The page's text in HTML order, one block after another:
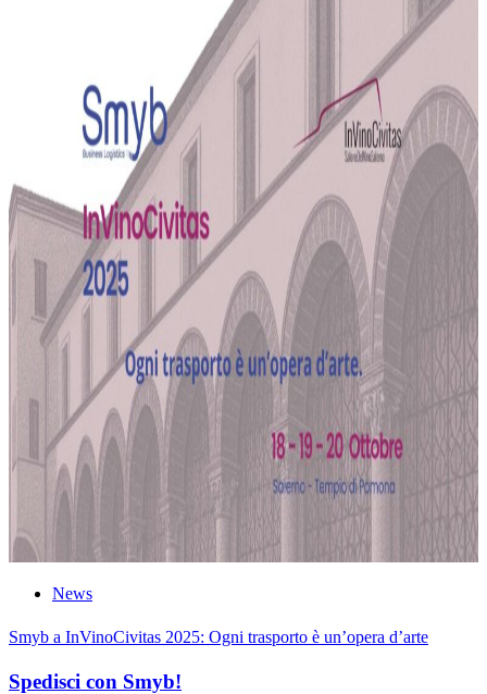
News
Smyb a InVinoCivitas 2025: Ogni trasporto è un’opera d’arte
Spedisci con Smyb!